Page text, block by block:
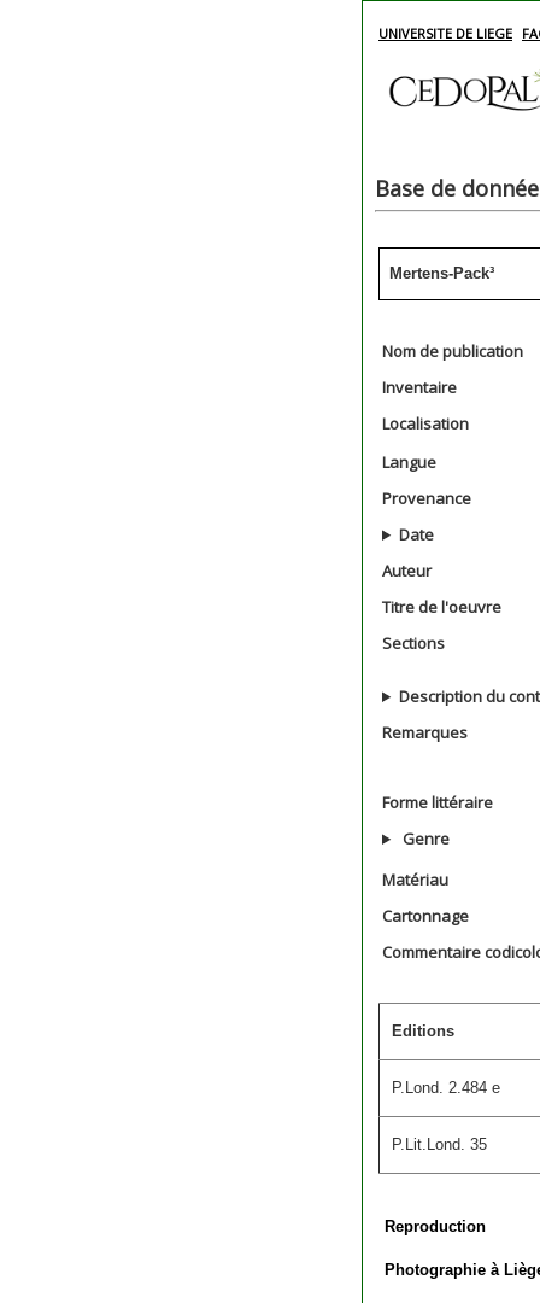
UNIVERSITE DE LIEGE
Base de
Mertens-Pack³
Nom de publication
Inventaire
Localisation
Langue
Provenance
Date
Auteur
Titre de l'oeuvre
Sections
Description du
Remarques
Forme littéraire
Genre
Matériau
Cartonnage
Commentaire
Editions
P.Lond. 2.484 e
P.Lit.Lond. 35
Reproduction
Photographie à